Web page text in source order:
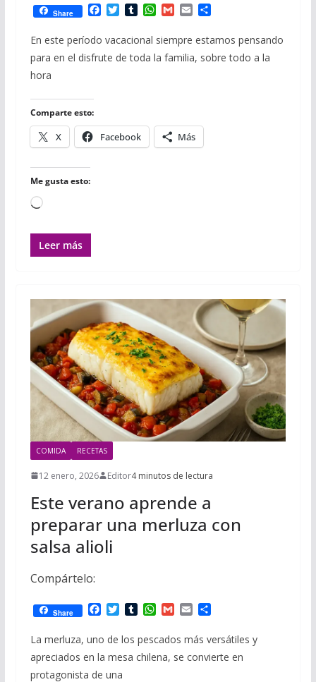
Share
F
c
e
b
T
i
t
t
T
m
b
l
W
a
t
s
G
a
i
l
E
a
l
C
m
p
a
En este período vacacional siempre estamos pensando
para en el disfrute de toda la familia, sobre todo a la
hora
Comparte esto:
X Facebook Más
Me gusta esto:
Cargando...
Leer más
COMIDA RECETAS
12 enero, 2026 Editor4 minutos de lectura
Este verano aprende a
preparar una merluza con
salsa alioli
Compártelo:
Share
F
c
e
b
o
T
i
t
t
e
T
m
b
l
W
a
t
s
G
a
i
l
E
a
i
l
C
m
p
a
La merluza, uno de los pescados más versátiles y
apreciados en la mesa chilena, se convierte en
protagonista de una